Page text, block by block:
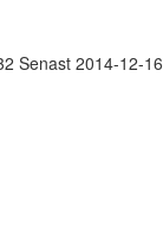
Senast 2014-12-16